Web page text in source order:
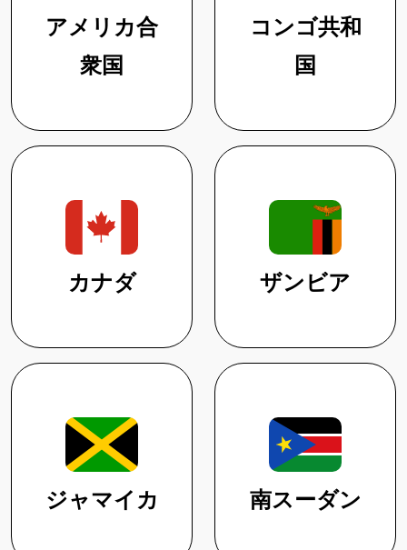
アメリカ合
衆国
コンゴ共和
国
カナダ ザンビア
ジャマイカ 南スーダン